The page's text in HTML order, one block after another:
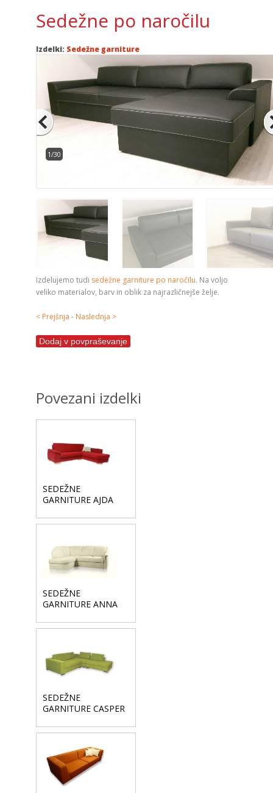
Sedežne po naročilu
Izdelki: Sedežne garniture
1/30
Izdelujemo tudi sedežne garniture po naročilu. Na voljo
veliko materialov, barv in oblik za najrazličnejše želje.
< Prejšnja - Naslednja >
Dodaj v povpraševanje
Povezani izdelki
SEDEŽNE
GARNITURE AJDA
SEDEŽNE
GARNITURE ANNA
SEDEŽNE
GARNITURE CASPER